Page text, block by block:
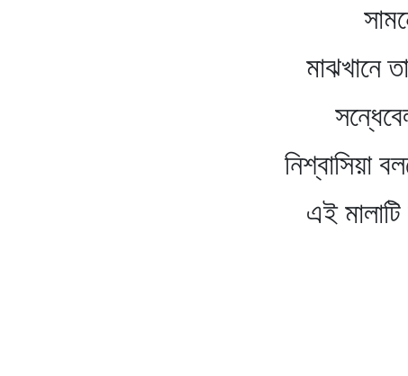
সামনে
মাঝখানে তার
সন্ধেবেলার
নিশ্বাসিয়া বললে
এই মালাটি নয়